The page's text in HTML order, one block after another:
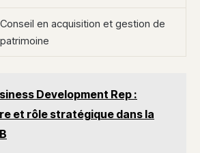
Conseil en acquisition et gestion de
patrimoine
Development Rep :
et rôle stratégique dans la